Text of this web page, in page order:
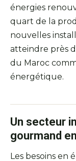
énergies
quart de la
nouvelles
atteindre près
du Maroc
énergétique.
Un secteur
gourmand
Les besoins en